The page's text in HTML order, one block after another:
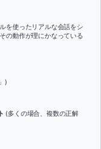
を使ったリアルな会話をシ
の動作が理にかなっている
)
(多くの場合、複数の正解